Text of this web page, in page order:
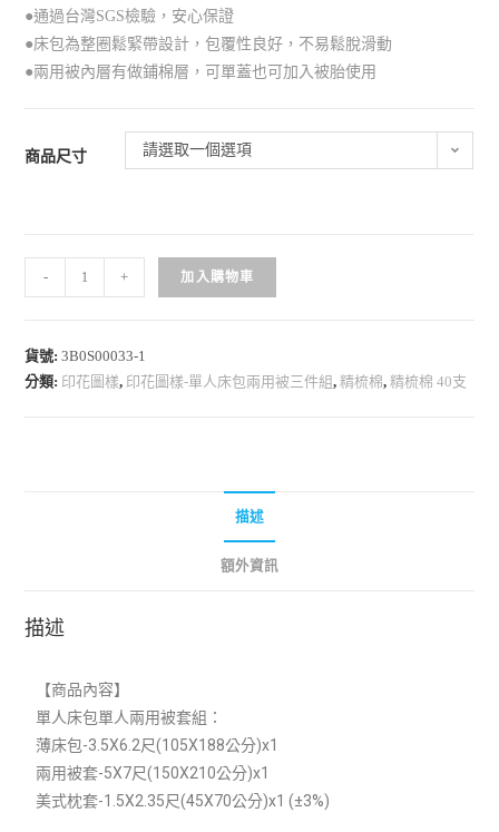
●通過台灣SGS檢驗，安心保證
●床包為整圈鬆緊帶設計，包覆性良好，不易鬆脫滑動
●兩用被內層有做鋪棉層，可單蓋也可加入被胎使用
商品尺寸 請選取一個選項
- + 加入購物車
貨號:3B0S00033-1
分類: 印花圖樣, 印花圖樣-單人床包兩用被三件組,精梳棉,精梳棉 40支
描述
額外資訊
描述
【商品內容】
單人床包單人兩用被套組：
薄床包-3.5X6.2尺(105X188公分)x1
兩用被套-5X7尺(150X210公分)x1
美式枕套-1.5X2.35尺(45X70公分)x1 (±3%)